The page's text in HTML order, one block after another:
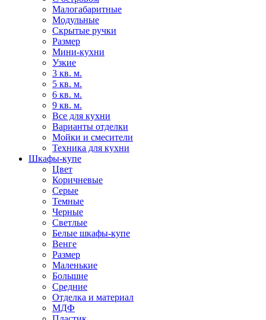
Малогабаритные
Модульные
Скрытые ручки
Размер
Мини-кухни
Узкие
3 кв. м.
5 кв. м.
6 кв. м.
9 кв. м.
Все для кухни
Варианты отделки
Мойки и смесители
Техника для кухни
Шкафы-купе
Цвет
Коричневые
Серые
Темные
Черные
Светлые
Белые шкафы-купе
Венге
Размер
Маленькие
Большие
Средние
Отделка и материал
МДФ